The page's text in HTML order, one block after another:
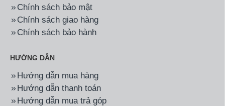
Chính sách bảo mật
Chính sách giao hàng
Chính sách bảo hành
HƯỚNG DẪN
Hướng dẫn mua hàng
Hướng dẫn thanh toán
Hướng dẫn mua trả góp